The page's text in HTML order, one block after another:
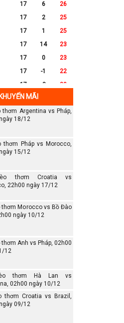
17 6
26
17 2
25
17 1
25
17 14
23
17 0
23
17 -1
22
17 -8
20
17
17 -8
16
17
MÃI
thơm Argentina vs Pháp,
18/12
thơm Pháp vs Morocco,
15/12
thơm Croatia vs
22h00 ngày 17/12
thơm Morocco vs Bồ Đào
ngày 10/12
thơm Anh vs Pháp, 02h00
12
thơm Hà Lan vs
02h00 ngày 10/12
thơm Croatia vs Brazil,
09/12